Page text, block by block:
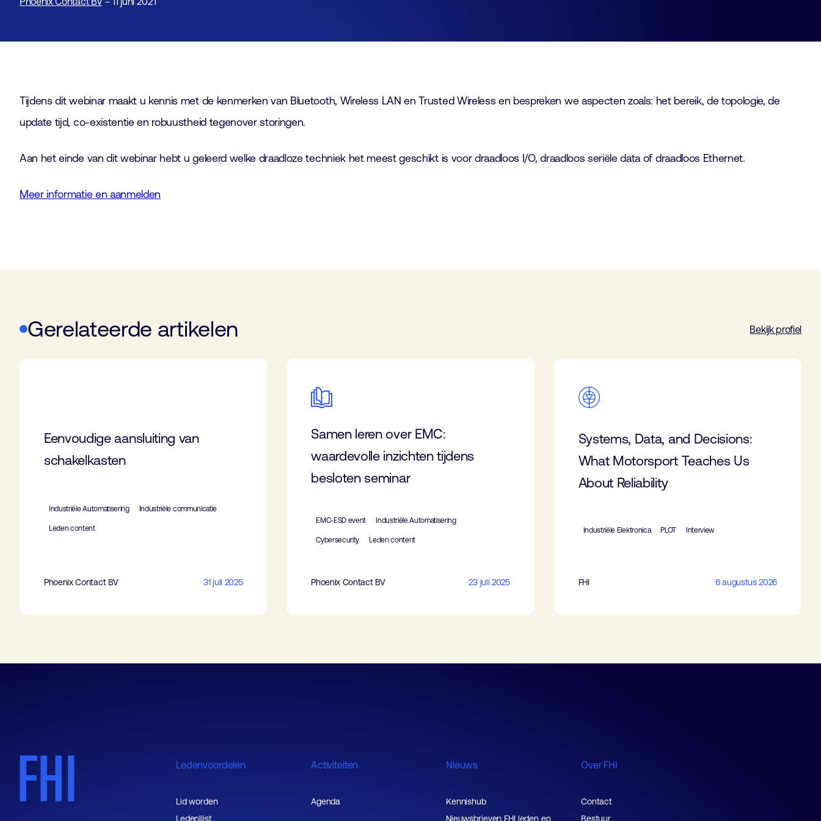
Contact
Tijdens dit webinar maakt u kennis met de kenmerken van Bluetooth, Wireless LAN en Trusted Wireless en bespreken we aspecten zoals: het bereik, de topologie, de
update tijd, co-existentie en robuustheid tegenover storingen.
Aan het einde van dit webinar hebt u geleerd welke draadloze techniek het meest geschikt is voor draadloos I/O, draadloos seriële data of draadloos Ethernet.
Meer informatie en aanmelden
Gerelateerde artikelen Bekijk profiel
Eenvoudige aansluiting van
schakelkasten
Industriële Automatisering Industriële communicatie
Leden content
Phoenix Contact BV 31 juli 2025
Samen leren over EMC:
waardevolle inzichten tijdens
besloten seminar
EMC-ESD event Industriële Automatisering
Cybersecurity Leden content
Phoenix Contact BV 23 juli 2025
Systems, Data, and Decisions:
What Motorsport Teaches Us
About Reliability
Industriële Elektronica PLOT Interview
FHI 6 augustus 2026
Ledenvoordelen
Lid worden
Ledenlijst
Activiteiten
Agenda
Nieuws
Kennishub
Nieuwsbrieven FHI leden en
Over FHI
Contact
Bestuur